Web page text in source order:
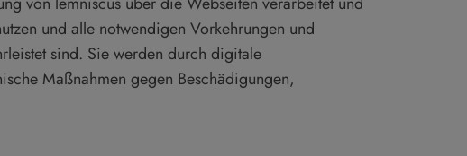
und alle notwendigen Vorkehrungen und
sind. Sie werden durch digitale
Maßnahmen gegen Beschädigungen,